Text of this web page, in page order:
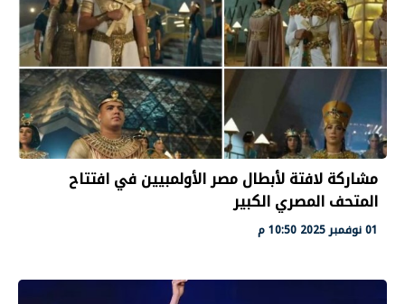
مشاركة لافتة لأبطال مصر الأولمبيين في افتتاح
المتحف المصري الكبير
01 نوفمبر 2025 10:50 م